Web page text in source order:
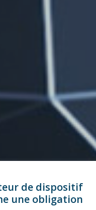
de dispositif
une obligation